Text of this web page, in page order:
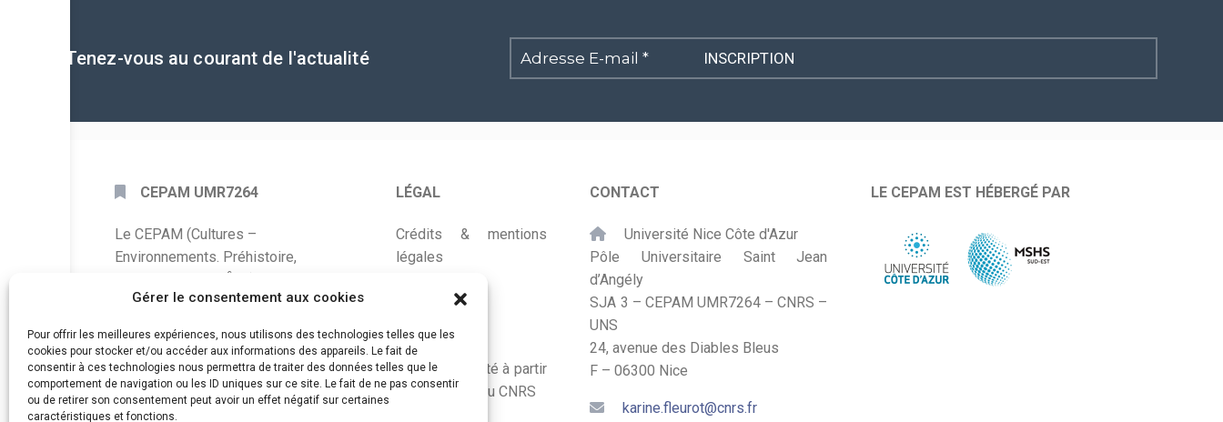
Gérer le consentement aux cookies
Pour offrir les meilleures expériences, nous utilisons des technologies telles que les
cookies pour stocker et/ou accéder aux informations des appareils. Le fait de
consentir à ces technologies nous permettra de traiter des données telles que le
comportement de navigation ou les ID uniques sur ce site. Le fait de ne pas consentir
ou de retirer son consentement peut avoir un effet négatif sur certaines
caractéristiques et fonctions.
Tenez-vous au courant de l'actualité
Adresse
E-
CEPAM UMR7264
Le CEPAM (Cultures –
Environnements. Préhistoire,
mixte de recherche CNRS – UNS qui
la connaissance des sociétés du
passé, de leurs modes de
fonctionnement, de leur évolution et
de leur relation à l’environnement.
LÉGAL
Crédits & mentions
légales
Plan du site
Accessibilité
Conçu et adapté à partir
du Kit Labos du CNRS
CONTACT
Université Nice Côte d'Azur
Pôle Universitaire Saint Jean
d’Angély
SJA 3 – CEPAM UMR7264 – CNRS –
UNS
24, avenue des Diables Bleus
F – 06300 Nice
karine.fleurot@cnrs.fr
LE CEPAM EST HÉBERGÉ PAR